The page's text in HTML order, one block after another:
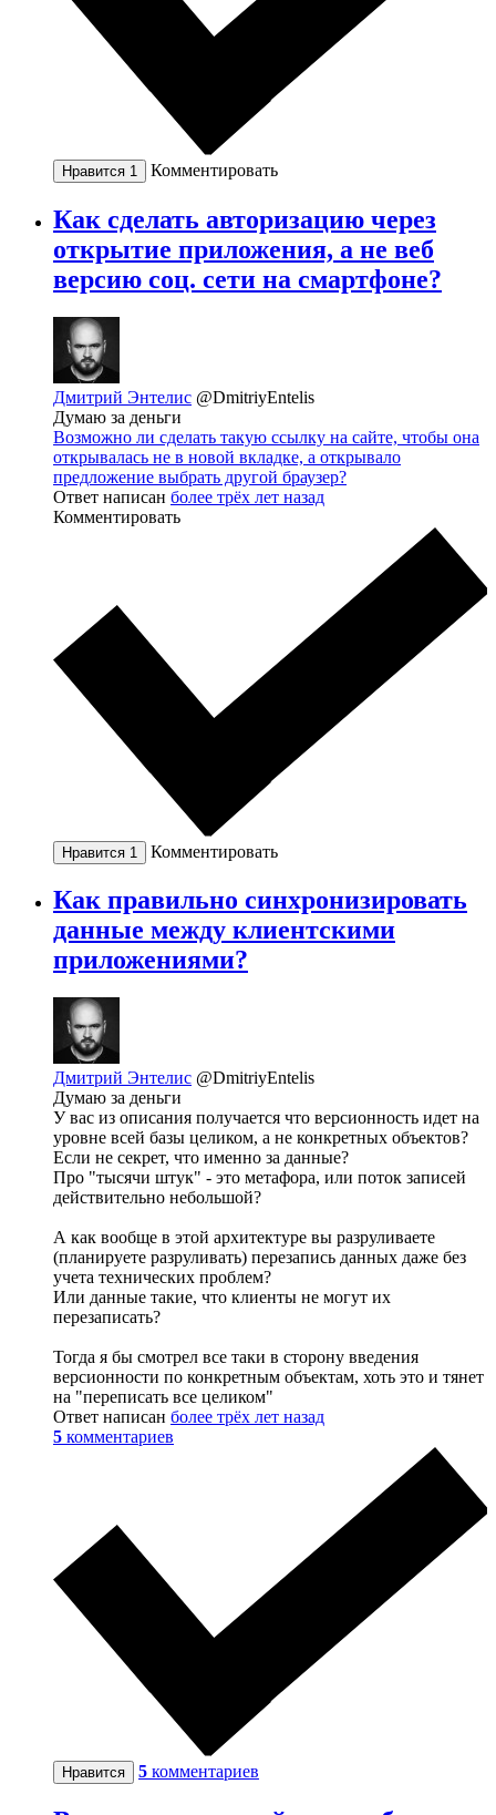
Нравится 1 Комментировать
Как сделать авторизацию через
открытие приложения, а не веб
версию соц. сети на смартфоне?
Дмитрий Энтелис @DmitriyEntelis
Думаю за деньги
Возможно ли сделать такую ссылку на сайте, чтобы она
открывалась не в новой вкладке, а открывало
предложение выбрать другой браузер?
Ответ написан более трёх лет назад
Комментировать
Нравится 1 Комментировать
Как правильно синхронизировать
данные между клиентскими
приложениями?
Дмитрий Энтелис @DmitriyEntelis
Думаю за деньги
У вас из описания получается что версионность идет на
уровне всей базы целиком, а не конкретных объектов?
Если не секрет, что именно за данные?
Про "тысячи штук" - это метафора, или поток записей
действительно небольшой?
А как вообще в этой архитектуре вы разруливаете
(планируете разруливать) перезапись данных даже без
учета технических проблем?
Или данные такие, что клиенты не могут их
перезаписать?
Тогда я бы смотрел все таки в сторону введения
версионности по конкретным объектам, хоть это и тянет
на "переписать все целиком"
Ответ написан более трёх лет назад
5 комментариев
Нравится 5 комментариев